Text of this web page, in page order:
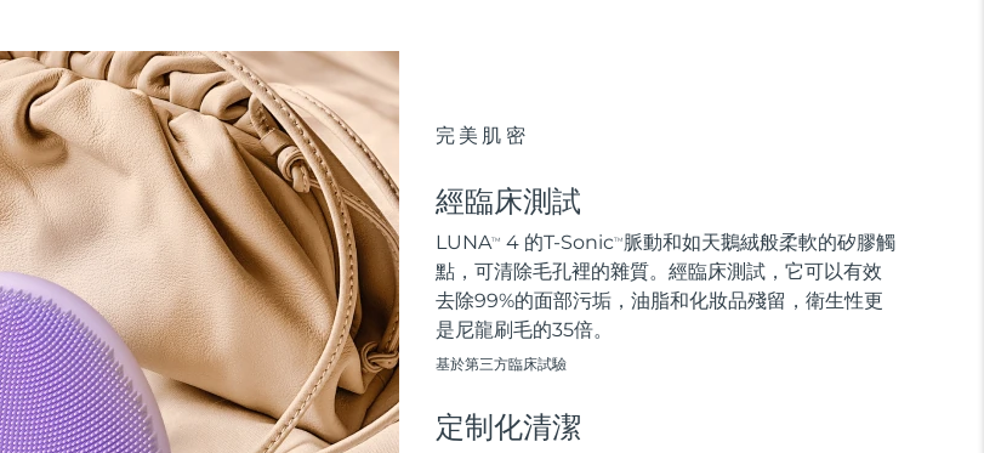
完美肌密
經臨床測試
LUNATM 4 的T-SonicTM 脈動和如天鵝絨般柔軟的矽膠觸
點，可清除毛孔裡的雜質。經臨床測試，它可以有效
去除99%的面部污垢，油脂和化妝品殘留，衛生性更
是尼龍刷毛的35倍。
基於第三方臨床試驗
定制化清潔